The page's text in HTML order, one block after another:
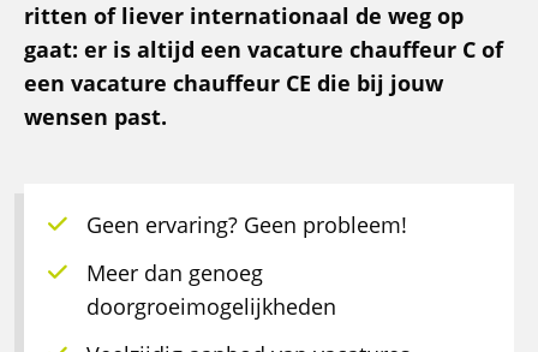
ritten of liever internationaal de weg op
gaat: er is altijd een vacature chauffeur C of
een vacature chauffeur CE die bij jouw
wensen past.
Geen ervaring? Geen probleem!
Meer dan genoeg
doorgroeimogelijkheden